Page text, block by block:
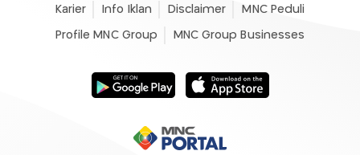
Karier Info Iklan Disclaimer MNC Peduli
Profile MNC Group MNC Group Businesses